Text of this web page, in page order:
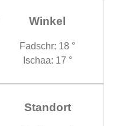
Winkel
Fadschr: 18 °
Ischaa: 17 °
Standort